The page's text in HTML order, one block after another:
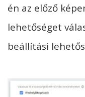
én az előző
lehetőséget
beállítási